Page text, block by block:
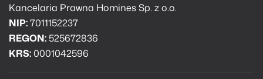
Kancelaria Prawna Homines Sp. z o.o.
NIP:7011152237
REGON: 525672836
KRS:0001042596